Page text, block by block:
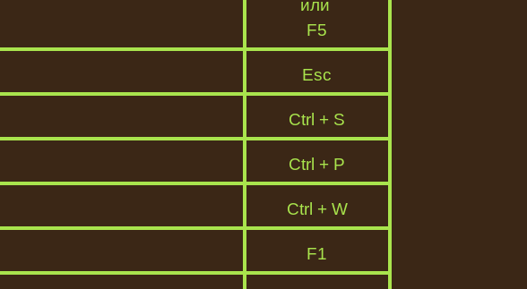
или
F5
Esc
Ctrl + S
Ctrl + P
Ctrl + W
F1